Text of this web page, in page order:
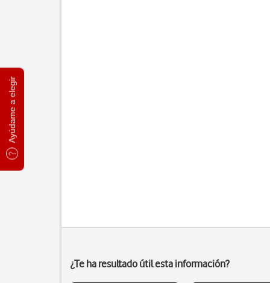
Ayúdame a elegir
¿Te ha resultado útil esta información?